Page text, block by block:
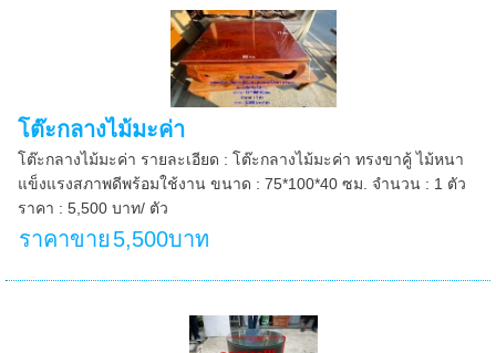
โต๊ะกลางไม้มะค่า
โต๊ะกลางไม้มะค่า รายละเอียด : โต๊ะกลางไม้มะค่า ทรงขาคู้ ไม้หนา
แข็งแรงสภาพดีพร้อมใช้งาน ขนาด : 75*100*40 ซม. จำนวน : 1 ตัว
ราคา : 5,500 บาท/ ตัว
ราคาขาย 5,500บาท